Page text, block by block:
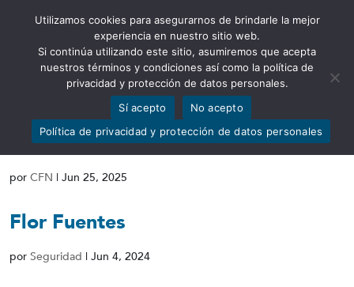
Abrir barra de herramientas
Resolución No. SCVS-INMV-DNAR-
2025-00024623
por CFN | Jun 25, 2025
Flor Fuentes
por Seguridad | Jun 4, 2024
Utilizamos cookies para asegurarnos de brindarle la mejor
experiencia en nuestro sitio web.
Si continúa utilizando este sitio, asumiremos que acepta
nuestros términos y condiciones así como la política de
privacidad y protección de datos personales.
Sí acepto
No acepto
Política de privacidad y protección de datos personales